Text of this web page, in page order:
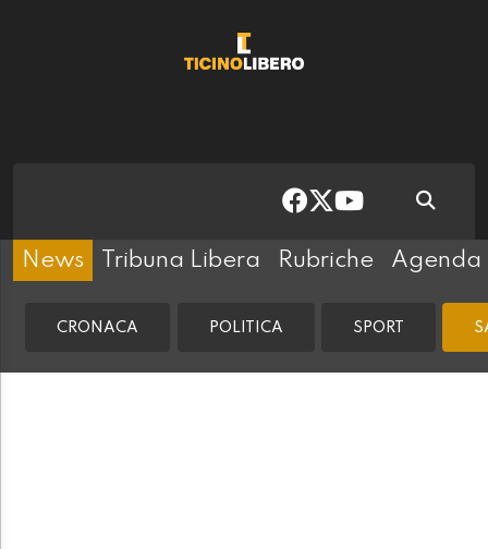
News Tribuna Libera Rubriche Agenda
CRONACA POLITICA SPORT